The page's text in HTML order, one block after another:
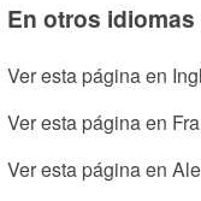
En otros idiomas
Ver esta página en
Ver esta página en
Ver esta página en